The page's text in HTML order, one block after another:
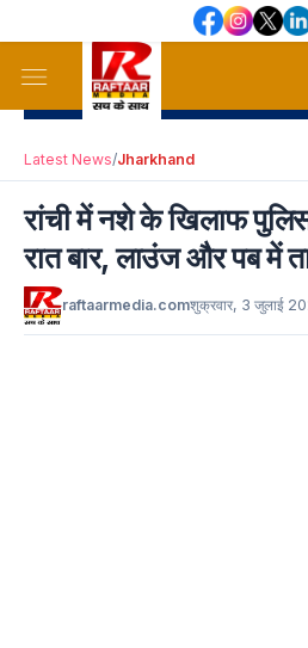
Latest News/Jharkhand
रांची में नशे के खिलाफ
रात बार, लाउंज और पब में
raftaarmedia.comशुक्रवार, 3 जुलाई